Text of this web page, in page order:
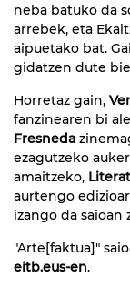
neba batuko da
arrebek, eta
aipuetako bat.
gidatzen dute
Horretaz gain,
fanzinearen bi
Fresneda
ezagutzeko
amaitzeko,
aurtengo
izango da saioan
"Arte[faktua]"
eitb.eus-en.